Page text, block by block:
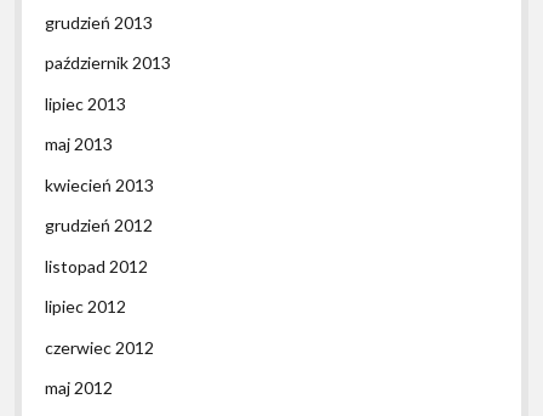
grudzień 2013
październik 2013
lipiec 2013
maj 2013
kwiecień 2013
grudzień 2012
listopad 2012
lipiec 2012
czerwiec 2012
maj 2012